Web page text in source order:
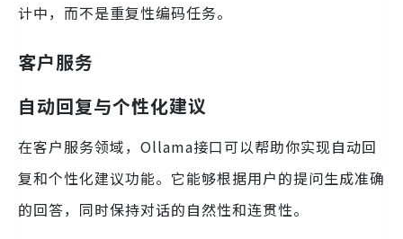
计中，而不是重复性编码任务。
客户服务
自动回复与个性化建议
在客户服务领域，Ollama接口可以帮助你实现自动回
复和个性化建议功能。它能够根据用户的提问生成准确
的回答，同时保持对话的自然性和连贯性。